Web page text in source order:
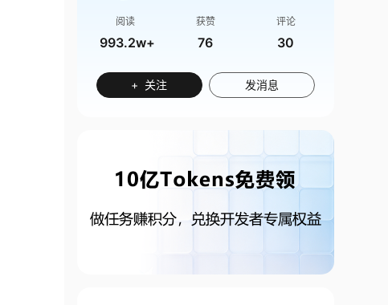
阅读
993.2w+
获赞
76
评论
30
+ 关注 发消息